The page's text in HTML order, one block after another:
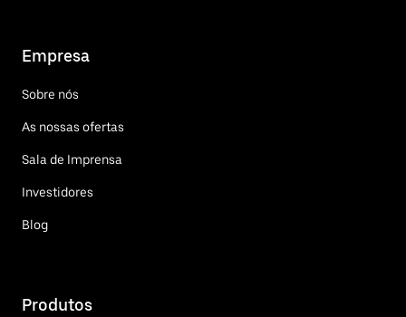
Empresa
Sobre nós
As nossas ofertas
Sala de Imprensa
Investidores
Blog
Produtos